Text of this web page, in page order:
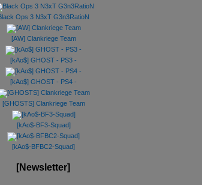
Ops 3 N3xT G3n3RatioN
[AW] Clankriege Team
[kAo$] GHOST - PS3 -
[kAo$] GHOST - PS4 -
[GHOSTS] Clankriege Team
[kAo$-BF3-Squad]
[kAo$-BFBC2-Squad]
[Newsletter]